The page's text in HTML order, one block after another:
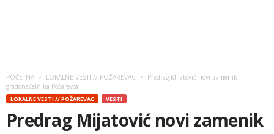
POČETNA LOKALNE VESTI // POŽAREVAC
Predrag Mijatović novi zamenik
gradonačelnika Požarevca
LOKALNE VESTI // POŽAREVAC VESTI
Predrag Mijatović novi zamenik